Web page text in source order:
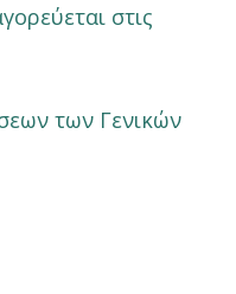
στις
των Γενικών